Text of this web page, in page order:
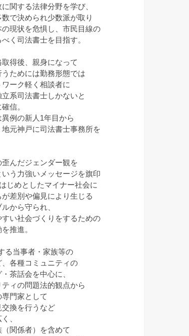
関する法律分野を学び、
で決められ少数派が取り
現状を危惧し、市民目線の
く司法書士を目指す。
得後、親身になって
ためには勤務形態では
ーク軽く相談者に
系司法書士しかないと
信。
例の新人1年目から
元神戸に司法書士事務所を
歪んだジェンダー観を
う力強いメッセージを旗印
じめとしたマイナー社会に
差別や偏見により生じる
から守られ、
すい社会づくりをするための
推進。
る当事者・家族等の
、各種コミュニティの
茶話会を中心に、
ィの問題法的観点から
門家として
換を行うなど
、
関係者）を含めて